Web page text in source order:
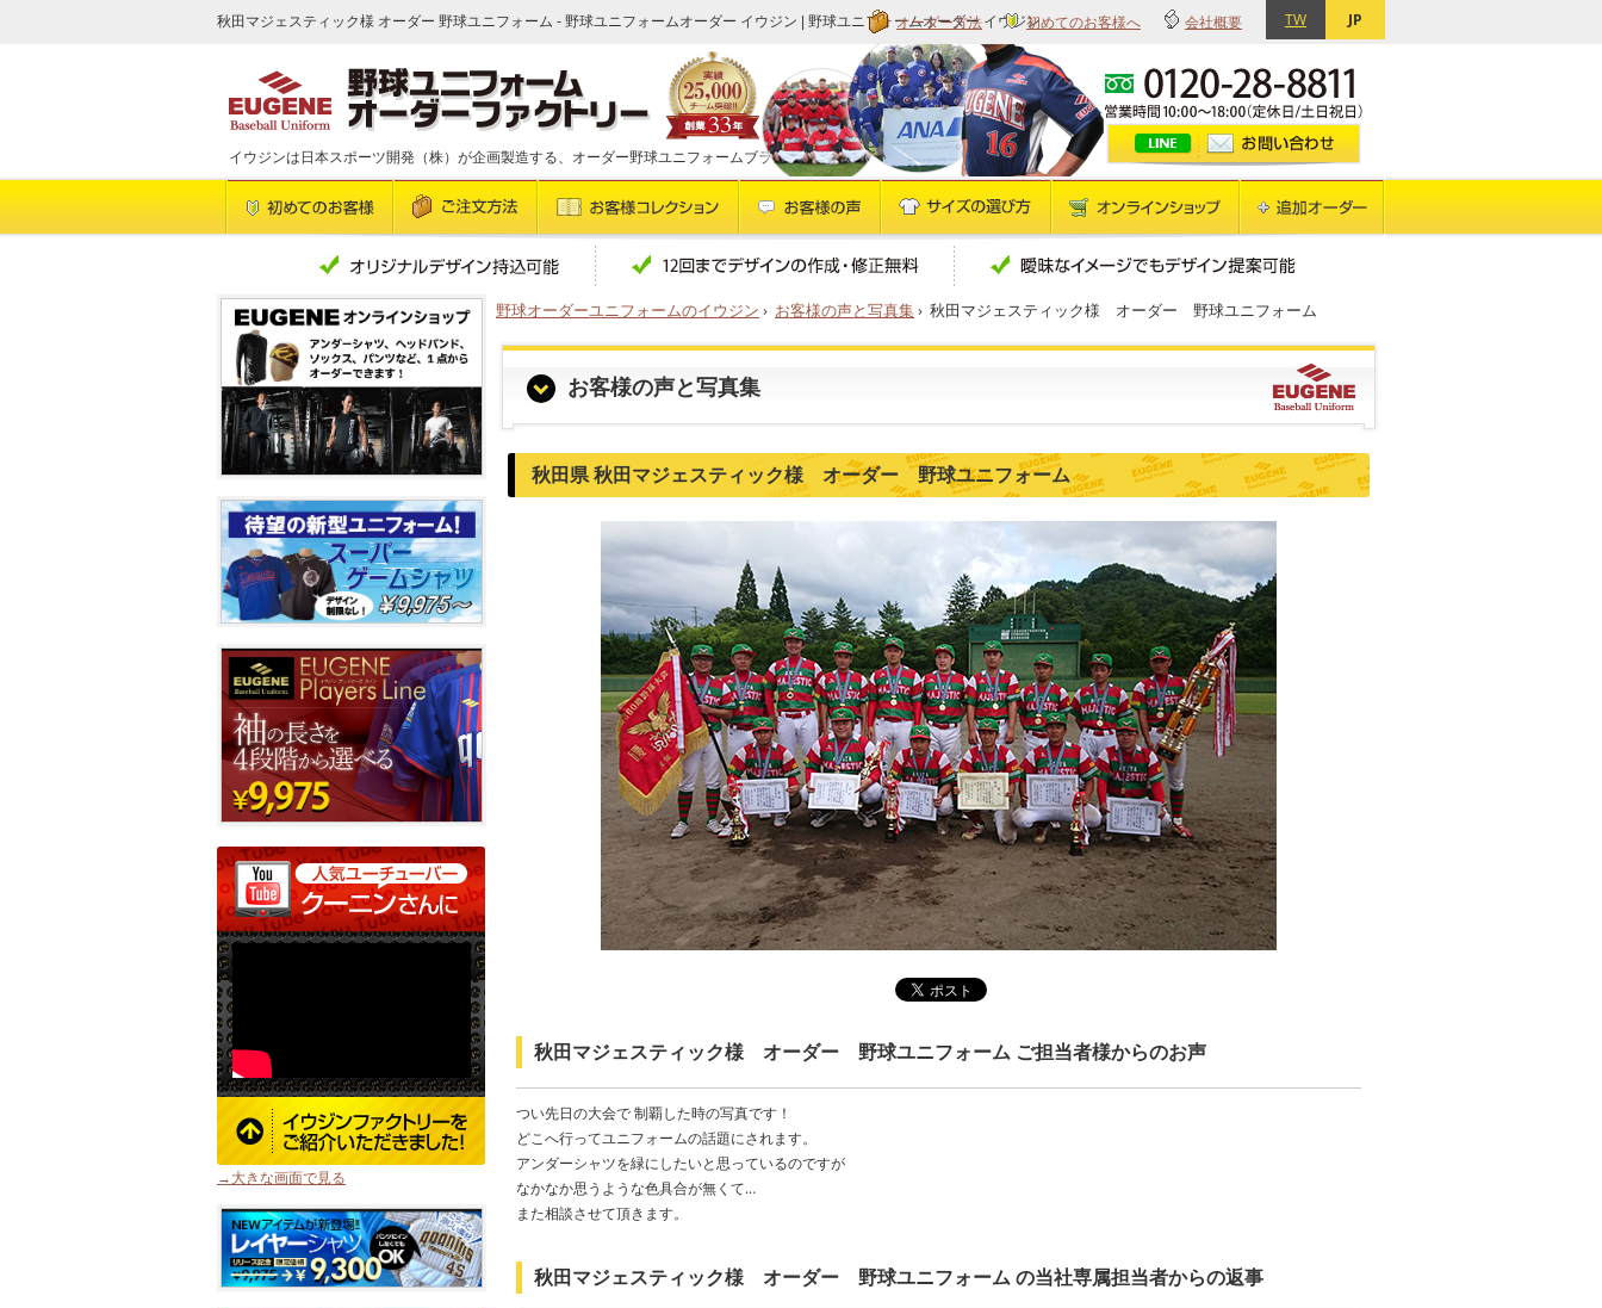
秋田マジェスティック様 オーダー 野球ユニフォーム - 野球ユニフォームオーダー イウジン | 野球ユニフォームオーダー イウジン 会社概要
初めてのお客様へ
オーダー方法 TW JP
イウジンは日本スポーツ開発（株）が企画製造する、オーダー野球ユニフォームブランドです
野球オーダーユニフォームのイウジン › お客様の声と写真集› 秋田マジェスティック様 オーダー 野球ユニフォーム
お客様の声と写真集
秋田県 秋田マジェスティック様 オーダー 野球ユニフォーム
秋田マジェスティック様 オーダー 野球ユニフォーム ご担当者様からのお声
つい先日の大会で 制覇した時の写真です！
どこへ行ってユニフォームの話題にされます。
アンダーシャツを緑にしたいと思っているのですが
なかなか思うような色具合が無くて…
また相談させて頂きます。
秋田マジェスティック様 オーダー 野球ユニフォーム の当社専属担当者からの返事
→大きな画面で見る